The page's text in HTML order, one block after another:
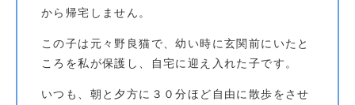
から帰宅しません。
この子は元々野良猫で、幼い時に玄関前にいたと
ころを私が保護し、自宅に迎え入れた子です。
いつも、朝と夕方に３０分ほど自由に散歩をさせ